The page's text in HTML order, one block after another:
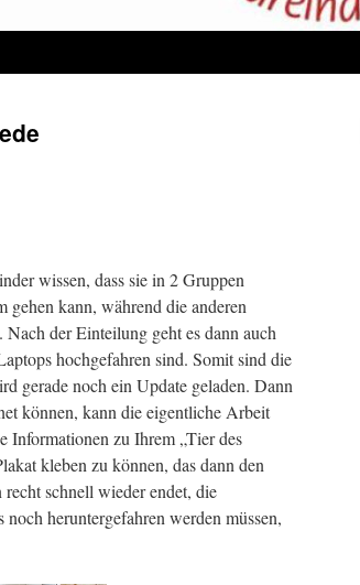
wissen, dass sie in 2 Gruppen
kann, während die anderen
der Einteilung geht es dann auch
hochgefahren sind. Somit sind die
gerade noch ein Update geladen. Dann
können, kann die eigentliche Arbeit
zu Ihrem „Tier des
kleben zu können, das dann den
schnell wieder endet, die
heruntergefahren werden müssen,